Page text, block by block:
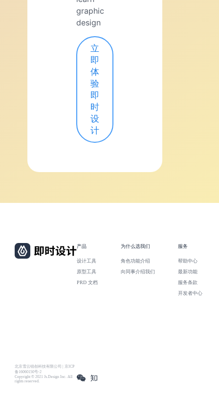
graphic
design
立
即
体
验
即
时
设
计
北京雪云锐创科技有限公司 | 京ICP
备16060150号-2
Copyright © 2021 Js.Design Inc. All
rights reserved.
产品
设计工具
原型工具
PRD 文档
为什么选我们
角色功能介绍
向同事介绍我们
服务
帮助中心
最新功能
服务条款
开发者中心